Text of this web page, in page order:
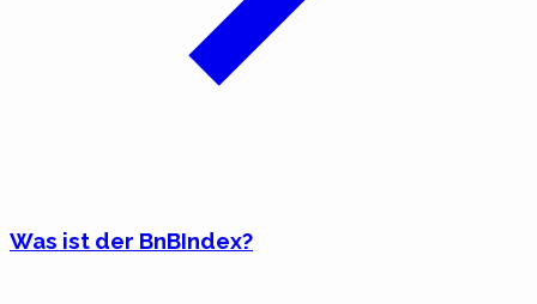
Was ist der BnBIndex?